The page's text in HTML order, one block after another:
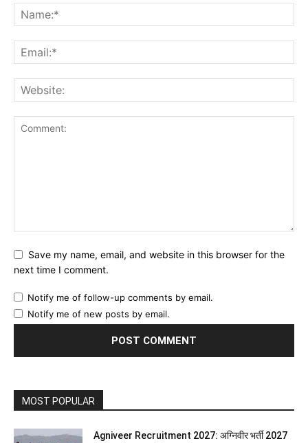
Save my name, email, and website in this browser for the
next time I comment.
Notify me of follow-up comments by email.
Notify me of new posts by email.
MOST POPULAR
Agniveer Recruitment 2027: अग्निवीर भर्ती 2027